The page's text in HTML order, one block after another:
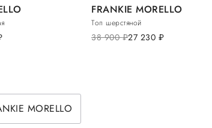
FRANKIE MORELLO
Топ шерстяной
38 900руб.27 230 руб.
MORELLO